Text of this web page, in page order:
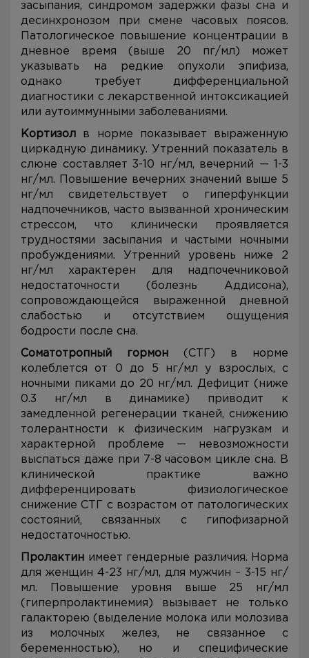
засыпания, синдромом задержки фазы сна и
десинхронозом при смене часовых поясов.
Патологическое повышение концентрации в
дневное время (выше 20 пг/мл) может
указывать на редкие опухоли эпифиза,
однако требует дифференциальной
диагностики с лекарственной интоксикацией
или аутоиммунными заболеваниями.
Кортизол в норме показывает выраженную
циркадную динамику. Утренний показатель в
слюне составляет 3-10 нг/мл, вечерний — 1-3
нг/мл. Повышение вечерних значений выше 5
нг/мл свидетельствует о гиперфункции
надпочечников, часто вызванной хроническим
стрессом, что клинически проявляется
трудностями засыпания и частыми ночными
пробуждениями. Утренний уровень ниже 2
нг/мл характерен для надпочечниковой
недостаточности (болезнь Аддисона),
сопровождающейся выраженной дневной
слабостью и отсутствием ощущения
бодрости после сна.
Соматотропный гормон (СТГ) в норме
колеблется от 0 до 5 нг/мл у взрослых, с
ночными пиками до 20 нг/мл. Дефицит (ниже
0.3 нг/мл в динамике) приводит к
замедленной регенерации тканей, снижению
толерантности к физическим нагрузкам и
характерной проблеме — невозможности
выспаться даже при 7-8 часовом цикле сна. В
клинической практике важно
дифференцировать физиологическое
снижение СТГ с возрастом от патологических
состояний, связанных с гипофизарной
недостаточностью.
Пролактин имеет гендерные различия. Норма
для женщин 4-23 нг/мл, для мужчин – 3-15 нг/
мл. Повышение уровня выше 25 нг/мл
(гиперпролактинемия) вызывает не только
галакторею (выделение молока или молозива
из молочных желез, не связанное с
беременностью), но и специфические